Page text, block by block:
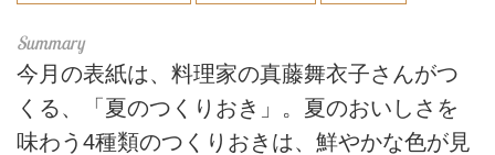
今月の表紙は、料理家の真藤舞衣子さんがつ
くる、「夏のつくりおき」。夏のおいしさを
味わう4種類のつくりおきは、鮮やかな色が見